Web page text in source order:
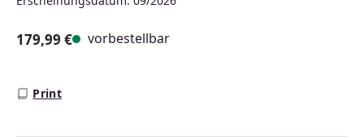
179,99 € vorbestellbar
Print